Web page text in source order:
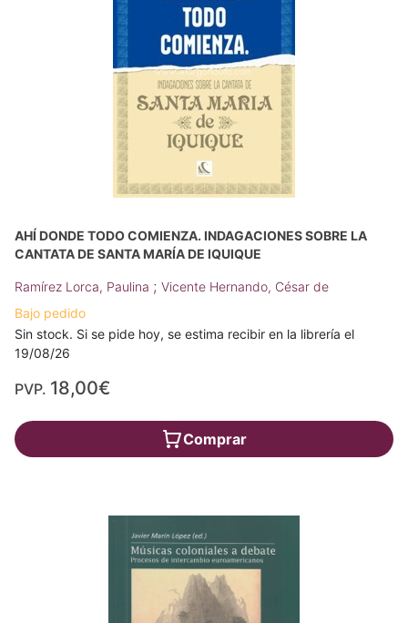
AHÍ DONDE TODO COMIENZA. INDAGACIONES SOBRE LA
CANTATA DE SANTA MARÍA DE IQUIQUE
Ramírez Lorca, Paulina ; Vicente Hernando, César de
Bajo pedido
Sin stock. Si se pide hoy, se estima recibir en la librería el
19/08/26
PVP. 18,00€
Comprar